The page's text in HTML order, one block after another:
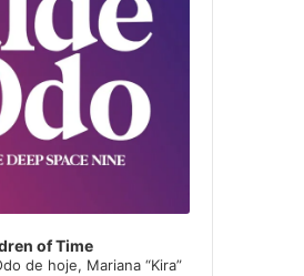
of Time
de hoje, Mariana “Kira”